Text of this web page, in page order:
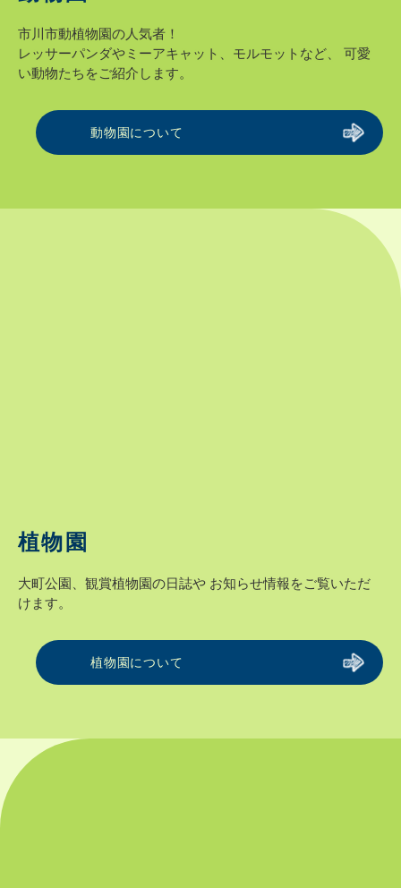
市川市動植物園の人気者！
レッサーパンダやミーアキャット、モルモットなど、
可愛
い動物たちをご紹介します。
動物園について
植物園
大町公園、観賞植物園の日誌や お知らせ情報をご覧いただ
けます。
植物園について